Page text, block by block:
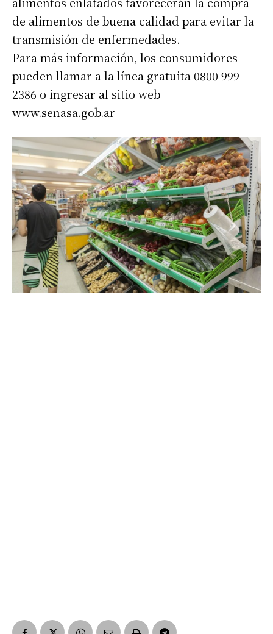
Suscribirme gratis
Dirección de correo electrónico*
Nombre
Apellidos
Número de teléfono
de alimentos de buena calidad para evitar la
transmisión de enfermedades.
Para más información, los consumidores
pueden llamar a la línea gratuita 0800 999
2386 o ingresar al sitio web
www.senasa.gob.ar